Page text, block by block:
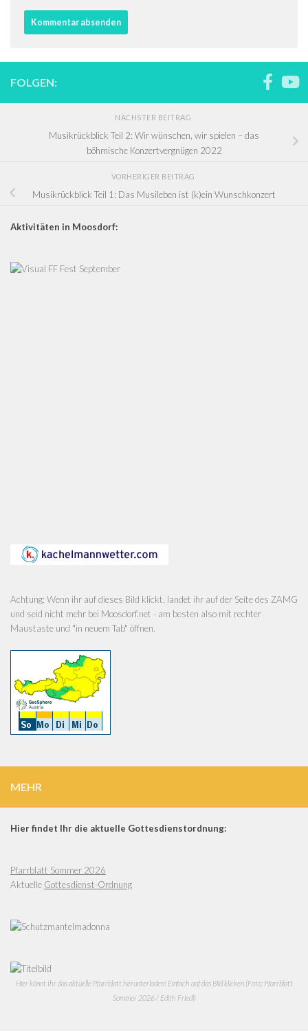
FOLGEN:
NÄCHSTER BEITRAG
Musikrückblick Teil 2: Wir wünschen, wir spielen – das
böhmische Konzertvergnügen 2022
VORHERIGER BEITRAG
Musikrückblick Teil 1: Das Musileben ist (k)ein Wunschkonzert
Aktivitäten in Moosdorf:
Achtung: Wenn ihr auf dieses Bild klickt, landet ihr auf der Seite des ZAMG
und seid nicht mehr bei Moosdorf.net - am besten also mit rechter
Maustaste und "in neuem Tab" öffnen.
MEHR
Hier findet Ihr die aktuelle Gottesdienstordnung:
Pfarrblatt Sommer 2026
Aktuelle Gottesdienst-Ordnung
Hier könnt Ihr das aktuelle Pfarrblatt herunterladen! Einfach auf das Bild klicken (Foto: Pfarrblatt
Sommer 2026 / Edith Friedl)